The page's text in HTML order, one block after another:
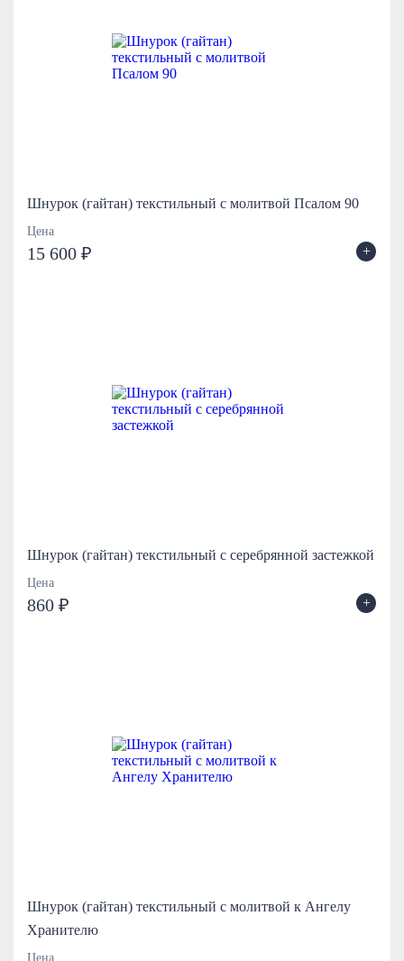
Шнурок (гайтан) текстильный с молитвой Псалом 90
Цена
15 600 ₽ +
Шнурок (гайтан) текстильный с серебрянной застежкой
Цена
860 ₽ +
Шнурок (гайтан) текстильный с молитвой к Ангелу
Хранителю
Цена